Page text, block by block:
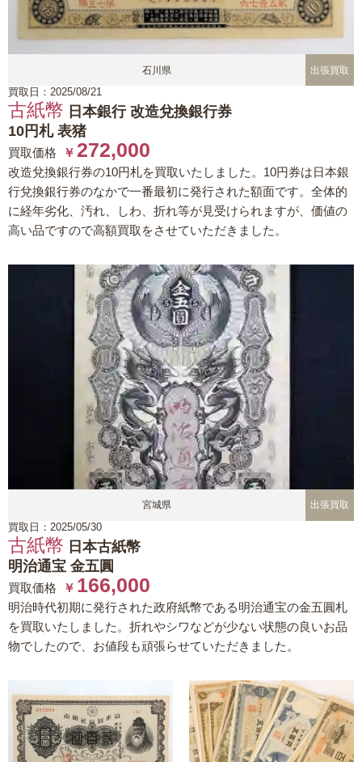
石川県 出張買取
買取日：2025/08/21
古紙幣 日本銀行 改造兌換銀行券
10円札 表猪
買取価格 ￥ 272,000
改造兌換銀行券の10円札を買取いたしました。10円券は日本銀
行兌換銀行券のなかで一番最初に発行された額面です。全体的
に経年劣化、汚れ、しわ、折れ等が見受けられますが、価値の
高い品ですので高額買取をさせていただきました。
宮城県 出張買取
買取日：2025/05/30
古紙幣 日本古紙幣
明治通宝 金五圓
買取価格 ￥ 166,000
明治時代初期に発行された政府紙幣である明治通宝の金五圓札
を買取いたしました。折れやシワなどが少ない状態の良いお品
物でしたので、お値段も頑張らせていただきました。